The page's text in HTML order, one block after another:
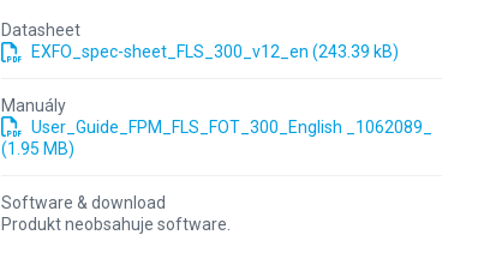
Datasheet
EXFO_spec-sheet_FLS_300_v12_en (243.39 kB)
Manuály
User_Guide_FPM_FLS_FOT_300_English _1062089_
(1.95 MB)
Software & download
Produkt neobsahuje software.